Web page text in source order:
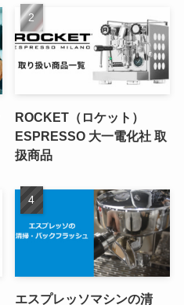
ROCKET（ロケット）
ESPRESSO 大一電化社 取
扱商品
エスプレッソマシンの清